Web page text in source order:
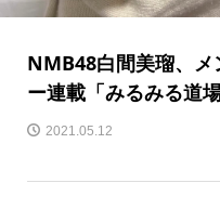
NMB48白間美瑠、メ
ー連載「みるみる道
2021.05.12